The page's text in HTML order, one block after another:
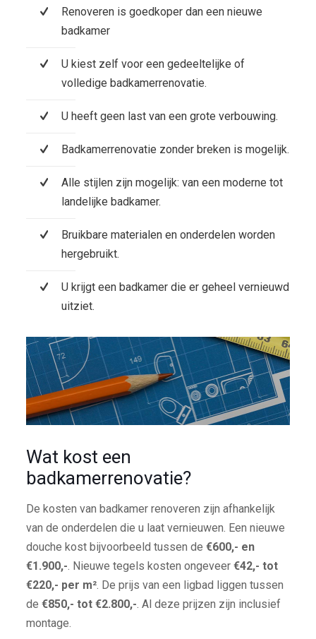
Renoveren is goedkoper dan een nieuwe
badkamer
U kiest zelf voor een gedeeltelijke of
volledige badkamerrenovatie.
U heeft geen last van een grote verbouwing.
Badkamerrenovatie zonder breken is mogelijk.
Alle stijlen zijn mogelijk: van een moderne tot
landelijke badkamer.
Bruikbare materialen en onderdelen worden
hergebruikt.
U krijgt een badkamer die er geheel vernieuwd
uitziet.
Wat kost een
badkamerrenovatie?
De kosten van badkamer renoveren zijn afhankelijk
van de onderdelen die u laat vernieuwen. Een nieuwe
douche kost bijvoorbeeld tussen de €600,- en
€1.900,-. Nieuwe tegels kosten ongeveer €42,- tot
€220,- per m². De prijs van een ligbad liggen tussen
de €850,- tot €2.800,-. Al deze prijzen zijn inclusief
montage.